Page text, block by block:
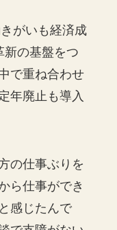
がいも経済成
新の基盤をつ
で重ね合わせ
年廃止も導入
の仕事ぶりを
ら仕事ができ
感じたんで